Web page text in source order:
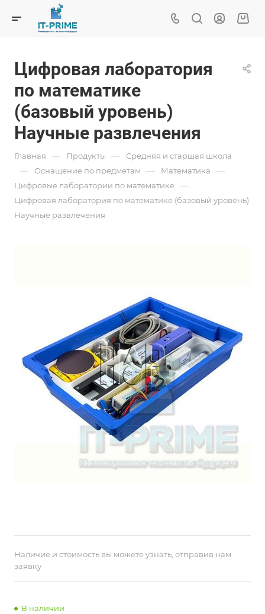
Цифровая лаборатория
по математике
(базовый уровень)
Научные развлечения
Главная — Продукты — Средняя и старшая школа
— Oснащение по предметам — Математика —
Цифровые лаборатории по математике —
Цифровая лаборатория по математике (базовый уровень)
Научные развлечения
Наличие и стоимость вы можете узнать, отправив нам
заявку
В наличии